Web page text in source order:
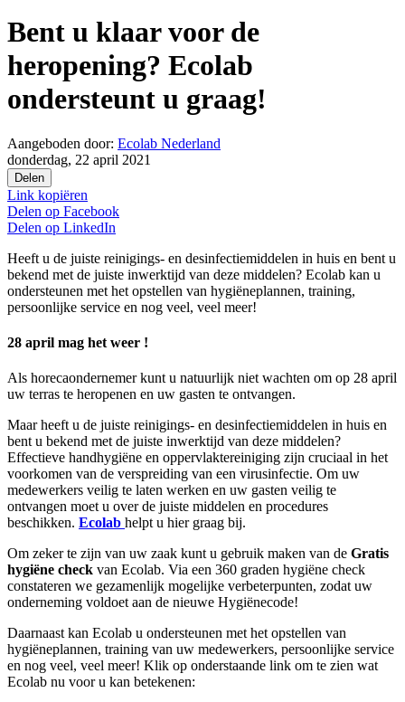
Bent u klaar voor de
heropening? Ecolab
ondersteunt u graag!
Aangeboden door: Ecolab Nederland
donderdag, 22 april 2021
Delen
Link kopiëren
Delen op Facebook
Delen op LinkedIn
Heeft u de juiste reinigings- en desinfectiemiddelen in huis en bent u
bekend met de juiste inwerktijd van deze middelen? Ecolab kan u
ondersteunen met het opstellen van hygiëneplannen, training,
persoonlijke service en nog veel, veel meer!
28 april mag het weer !
Als horecaondernemer kunt u natuurlijk niet wachten om op 28 april
uw terras te heropenen en uw gasten te ontvangen.
Maar heeft u de juiste reinigings- en desinfectiemiddelen in huis en
bent u bekend met de juiste inwerktijd van deze middelen?
Effectieve handhygiëne en oppervlaktereiniging zijn cruciaal in het
voorkomen van de verspreiding van een virusinfectie. Om uw
medewerkers veilig te laten werken en uw gasten veilig te
ontvangen moet u over de juiste middelen en procedures
beschikken. Ecolab helpt u hier graag bij.
Om zeker te zijn van uw zaak kunt u gebruik maken van de Gratis
hygiëne check van Ecolab. Via een 360 graden hygiëne check
constateren we gezamenlijk mogelijke verbeterpunten, zodat uw
onderneming voldoet aan de nieuwe Hygiënecode!
Daarnaast kan Ecolab u ondersteunen met het opstellen van
hygiëneplannen, training van uw medewerkers, persoonlijke service
en nog veel, veel meer! Klik op onderstaande link om te zien wat
Ecolab nu voor u kan betekenen: